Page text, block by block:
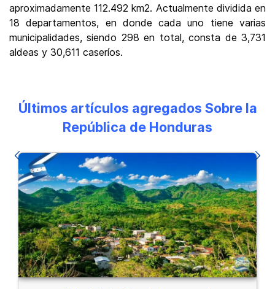
aproximadamente 112.492 km2. Actualmente dividida en
18 departamentos, en donde cada uno tiene varias
municipalidades, siendo 298 en total, consta de 3,731
aldeas y 30,611 caseríos.
Últimos artículos agregados Sobre la
República de Honduras